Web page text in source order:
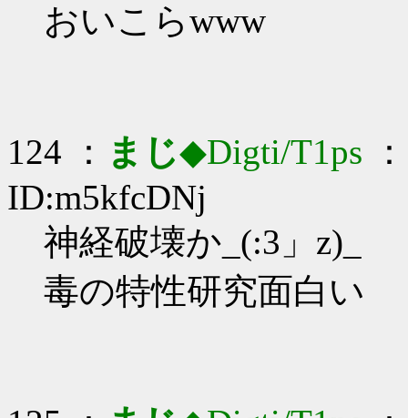
おいこらwww
124 ： まじ◆Digti/T1ps
ID:m5kfcDNj
神経破壊か_(:3」z)_
毒の特性研究面白い